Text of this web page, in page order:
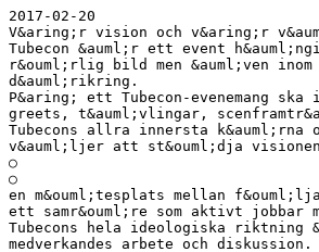
2017-02-20
V&aring;r vision och v&aring;r
Tubecon &auml;r ett event
r&ouml;rlig bild men &auml;ven
d&auml;rikring.
P&aring; ett Tubecon-evenemang
greets, t&auml;vlingar,
Tubecons allra innersta k&auml;rna
v&auml;ljer att st&ouml;dja visionen
○
○
en m&ouml;tesplats mellan
ett samr&ouml;re som aktivt jobbar
Tubecons hela ideologiska
medverkandes arbete och diskussion.